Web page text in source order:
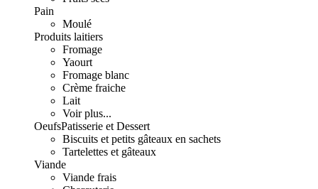
Pain
Moulé
Produits laitiers
Fromage
Yaourt
Fromage blanc
Crème fraiche
Lait
Voir plus...
OeufsPatisserie et Dessert
Biscuits et petits gâteaux en sachets
Tartelettes et gâteaux
Viande
Viande frais